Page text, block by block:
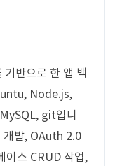
반으로 한 앱 백
Node.js,
git입니
개발, OAuth 2.0
이스 CRUD 작업,